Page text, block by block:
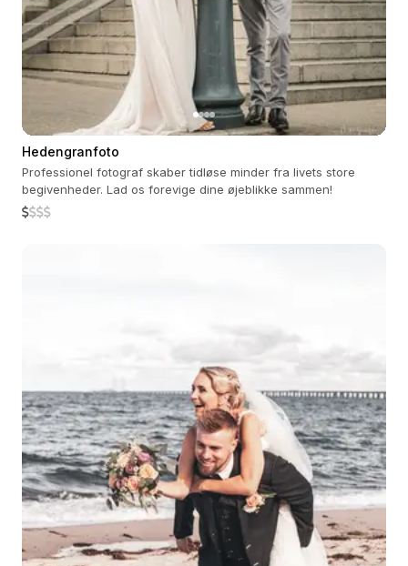
Hedengranfoto
Professionel fotograf skaber tidløse minder fra livets store
begivenheder. Lad os forevige dine øjeblikke sammen!